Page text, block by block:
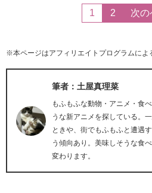
1 2 次の
※本ページはアフィリエイトプログラムによ
筆者：土屋真理菜
もふもふな動物・アニメ・食
うな新アニメを探している。
ときや、街でもふもふと遭遇
う傾向あり。美味しそうな食
変わります。